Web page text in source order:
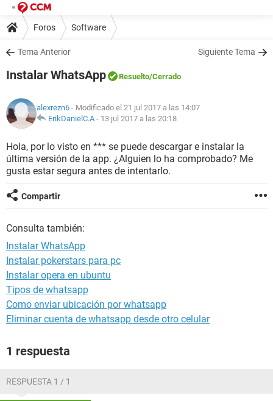
Foros Software
Tema Anterior Siguiente Tema
Instalar WhatsApp Resuelto/Cerrado
alexrezn6 - Modificado el 21 jul 2017 a las 14:07
ErikDanielC.A- 13 jul 2017 a las 20:18
Hola, por lo visto en *** se puede descargar e instalar la
última versión de la app. ¿Alguien lo ha comprobado? Me
gusta estar segura antes de intentarlo.
Compartir
Consulta también:
Instalar WhatsApp
Instalar pokerstars para pc
Instalar opera en ubuntu
Tipos de whatsapp
Como enviar ubicación por whatsapp
Eliminar cuenta de whatsapp desde otro celular
1 respuesta
RESPUESTA 1 / 1